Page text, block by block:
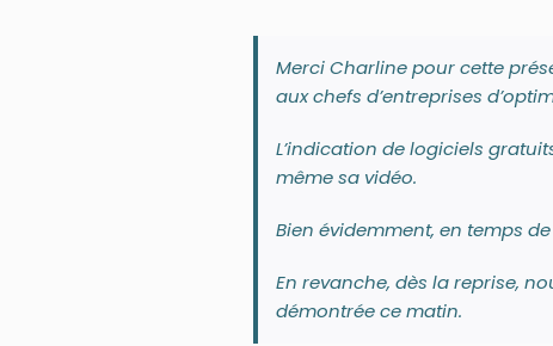
Merci Charline pour cette
aux chefs d’entreprises
L’indication de logiciels
même sa vidéo.
Bien évidemment, en temps
En revanche, dès la reprise,
démontrée ce matin.